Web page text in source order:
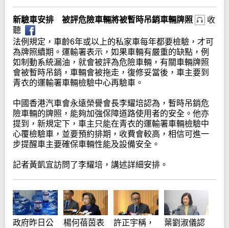
新驗車安排 被評危險車輛將被暫時吊銷車輛牌照
收
聽
法例規定，車齡6年或以上的私家車每年都要檢驗，才可
為牌照續期。運輸署表示，如果車輛有嚴重的缺點，例
如制動系統漏油，就會被評為危險車輛，有關車輛牌照
會被暫時吊銷，車輛會被拖走，復修妥當後，車主要到
青衣的運輸署車輛檢驗中心再驗車。
中國香港汽車會永遠榮譽會長李耀培認為，暫時吊銷危
險車輛的牌照，能夠加強保障道路使用者的安全。他亦
提到，新規定下，車主只能在青衣的運輸署車輛檢驗中
心覆檢驗車，並要預約排期，收費會較高，相信可進一
步提醒車主要確保車輛性能及設備安全。
記者黃凱宜訪問了李耀培，講述詳細安排。
政府昨日公
楊何蓓茵表
許正宇稱，
葉劉淑儀認